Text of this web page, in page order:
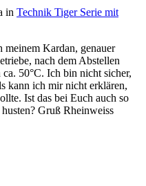
in Technik Tiger Serie mit
meinem Kardan, genauer
nach dem Abstellen
50°C. Ich bin nicht sicher,
kann ich mir nicht erklären,
Ist das bei Euch auch so
Gruß Rheinweiss